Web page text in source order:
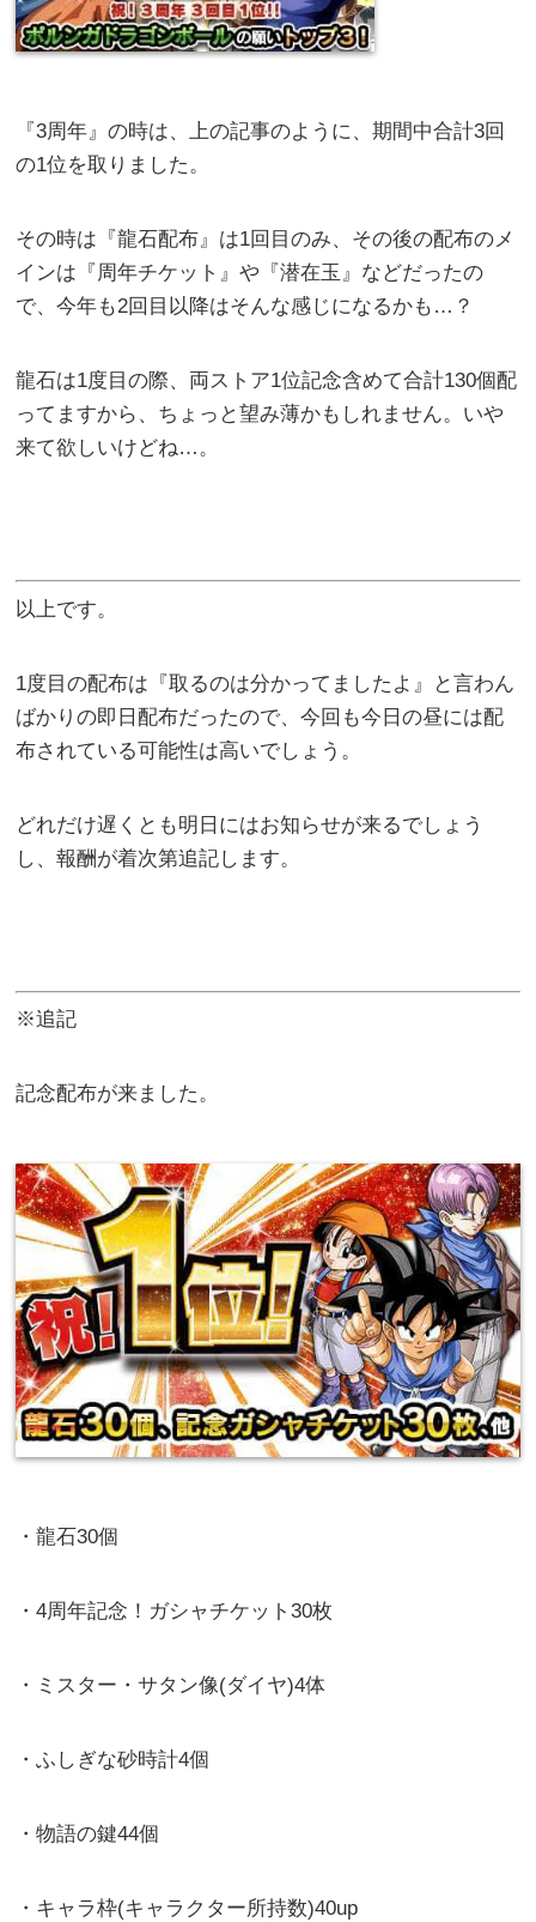
『3周年』の時は、上の記事のように、期間中合計3回
の1位を取りました。
その時は『龍石配布』は1回目のみ、その後の配布のメ
インは『周年チケット』や『潜在玉』などだったの
で、今年も2回目以降はそんな感じになるかも…？
龍石は1度目の際、両ストア1位記念含めて合計130個配
ってますから、ちょっと望み薄かもしれません。いや
来て欲しいけどね…。
以上です。
1度目の配布は『取るのは分かってましたよ』と言わん
ばかりの即日配布だったので、今回も今日の昼には配
布されている可能性は高いでしょう。
どれだけ遅くとも明日にはお知らせが来るでしょう
し、報酬が着次第追記します。
※追記
記念配布が来ました。
・龍石30個
・4周年記念！ガシャチケット30枚
・ミスター・サタン像(ダイヤ)4体
・ふしぎな砂時計4個
・物語の鍵44個
・キャラ枠(キャラクター所持数)40up